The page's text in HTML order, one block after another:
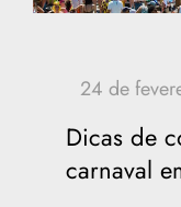
Dicas de
carnaval